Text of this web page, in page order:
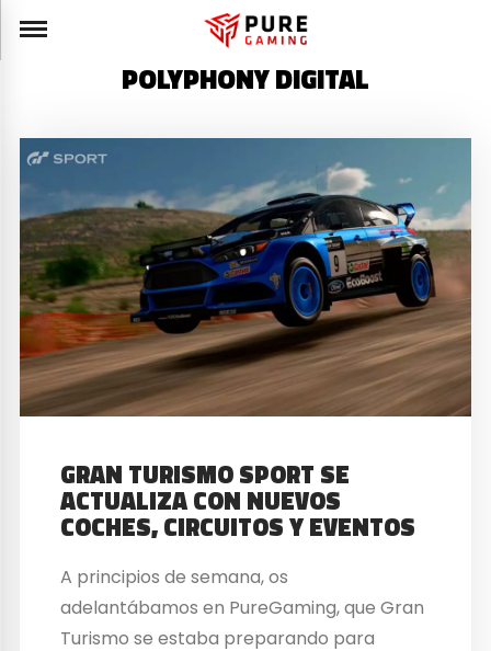
POLYPHONY DIGITAL
GRAN TURISMO SPORT SE
ACTUALIZA CON NUEVOS
COCHES, CIRCUITOS Y EVENTOS
A principios de semana, os
adelantábamos en PureGaming, que Gran
Turismo se estaba preparando para